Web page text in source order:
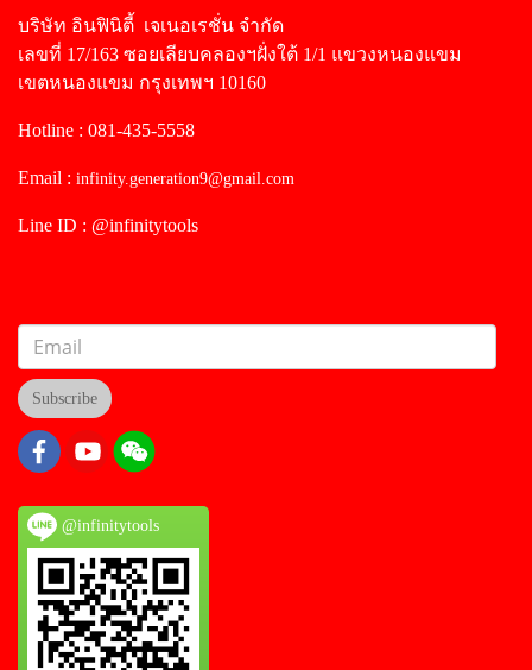
บริษัท อินฟินิตี้ เจเนอเรชั่น จำกัด
เลขที่ 17/163 ซอยเลียบคลองฯฝั่งใต้ 1/1 แขวงหนองแขม
เขตหนองแขม กรุงเทพฯ 10160
Hotline : 081-435-5558
Email : infinity.generation9@gmail.com
Line ID : @infinitytools
Subscribe
@infinitytools